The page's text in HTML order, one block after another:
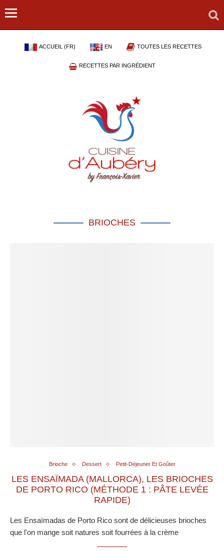
ACCUEIL (FR) EN TOUTES LES RECETTES
RECETTES PAR INGRÉDIENT
BRIOCHES
Brioche Dessert Petit-Déjeuner Et Goûter
LES ENSAÏMADA (MALLORCA), LES BRIOCHES
DE PORTO RICO (MÉTHODE 1 : PÂTE LEVÉE
RAPIDE)
Les Ensaïmadas de Porto Rico sont de délicieuses brioches
que l'on mange soit natures soit fourrées à la crème